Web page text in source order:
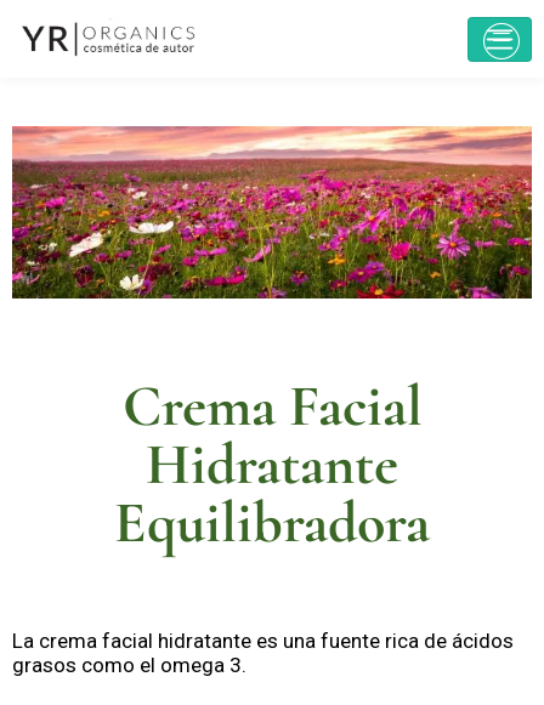
Crema Facial
Hidratante
Equilibradora
La crema facial hidratante es una fuente rica de ácidos
grasos como el omega 3.